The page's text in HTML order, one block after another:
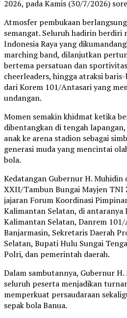
2026, pada Kamis (30/7/2026)
Atmosfer pembukaan
semangat. Seluruh hadirin berdiri
Indonesia Raya yang
marching band, dilanjutkan
bertema persatuan dan
cheerleaders, hingga atraksi
dari Korem 101/Antasari yang
undangan.
Momen semakin khidmat ketika
dibentangkan di tengah
anak ke arena stadion sebagai
generasi muda yang mencintai
bola.
Kedatangan Gubernur H. Muhidin
XXII/Tambun Bungai Mayjen TNI
jajaran Forum Koordinasi
Kalimantan Selatan, di antaranya
Kalimantan Selatan, Danrem
Banjarmasin, Sekretaris Daerah
Selatan, Bupati Hulu Sungai
Polri, dan pemerintah daerah.
Dalam sambutannya, Gubernur
seluruh peserta menjadikan
memperkuat persaudaraan
sepak bola Banua.